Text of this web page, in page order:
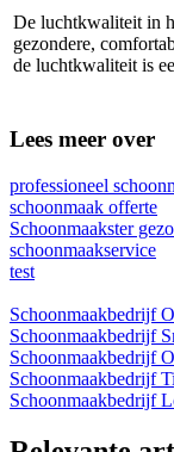
De luchtkwaliteit in
gezondere,
de luchtkwaliteit is
Lees meer over
professioneel
schoonmaak offerte
Schoonmaakster
schoonmaakservice
test
Schoonmaakbedrijf
Schoonmaakbedrijf
Schoonmaakbedrijf
Schoonmaakbedrijf
Schoonmaakbedrijf